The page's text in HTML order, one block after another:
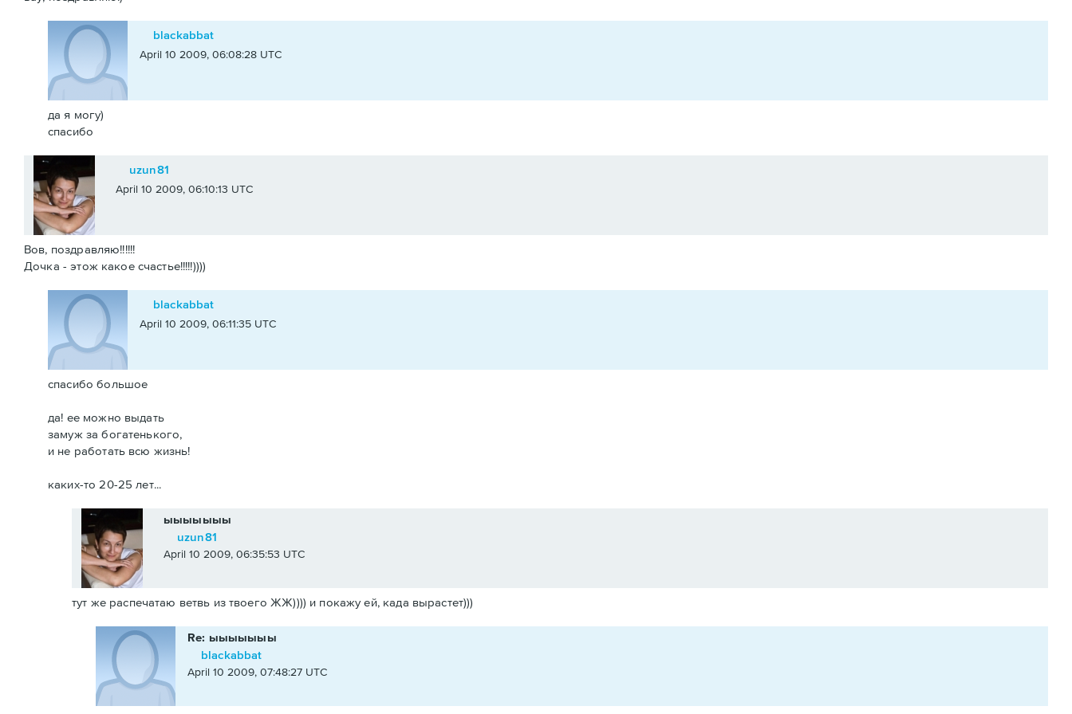
blackabbat
April 10 2009, 06:08:28 UTC
да я могу)
спасибо
uzun81
April 10 2009, 06:10:13 UTC
Вов, поздравляю!!!!!!
Дочка - этож какое счастье!!!!!))))
blackabbat
April 10 2009, 06:11:35 UTC
спасибо большое
да! ее можно выдать
замуж за богатенького,
и не работать всю жизнь!
каких-то 20-25 лет...
ыыыыыыы
uzun81
April 10 2009, 06:35:53 UTC
тут же распечатаю ветвь из твоего ЖЖ)))) и покажу ей, када вырастет)))
Re: ыыыыыыы
blackabbat
April 10 2009, 07:48:27 UTC